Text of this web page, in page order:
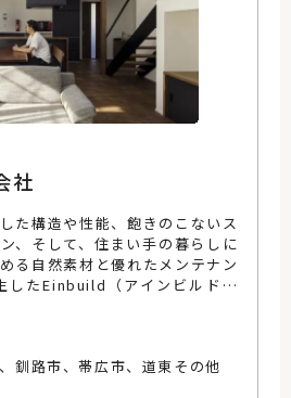
社
た構造や性能、飽きのこないス
、そして、住まい手の暮らしに
る自然素材と優れたメンテナン
したEinbuild（アインビルド）
る住まいづくりを実現してきま
い自然な暮らしを楽しめる住ま
釧路市、帯広市、道東その他